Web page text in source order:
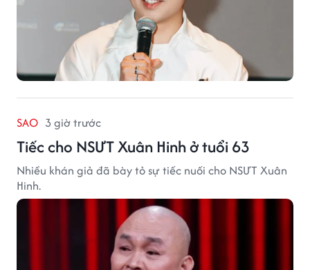
SAO 3 giờ trước
Tiếc cho NSƯT Xuân Hinh ở tuổi 63
Nhiều khán giả đã bày tỏ sự tiếc nuối cho NSƯT Xuân
Hinh.